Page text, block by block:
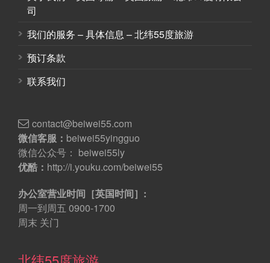
司
我们的服务 – 具体信息 – 北纬55度旅游
预订条款
联系我们
contact@beiwei55.com
微信客服： beiwei55yingguo
微信公众号： beiwei55ly
优酷： http://i.youku.com/beiwei55
办公室营业时间［英国时间］:
周一到周五 0900-1700
周末 关门